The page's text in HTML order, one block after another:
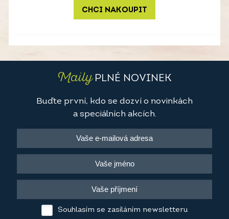
CHCI NAKOUPIT
MailyPLNÉ NOVINEK
Buďte první, kdo se dozví o novinkách
a speciálních akcích.
Souhlasím se zasíláním newsletteru